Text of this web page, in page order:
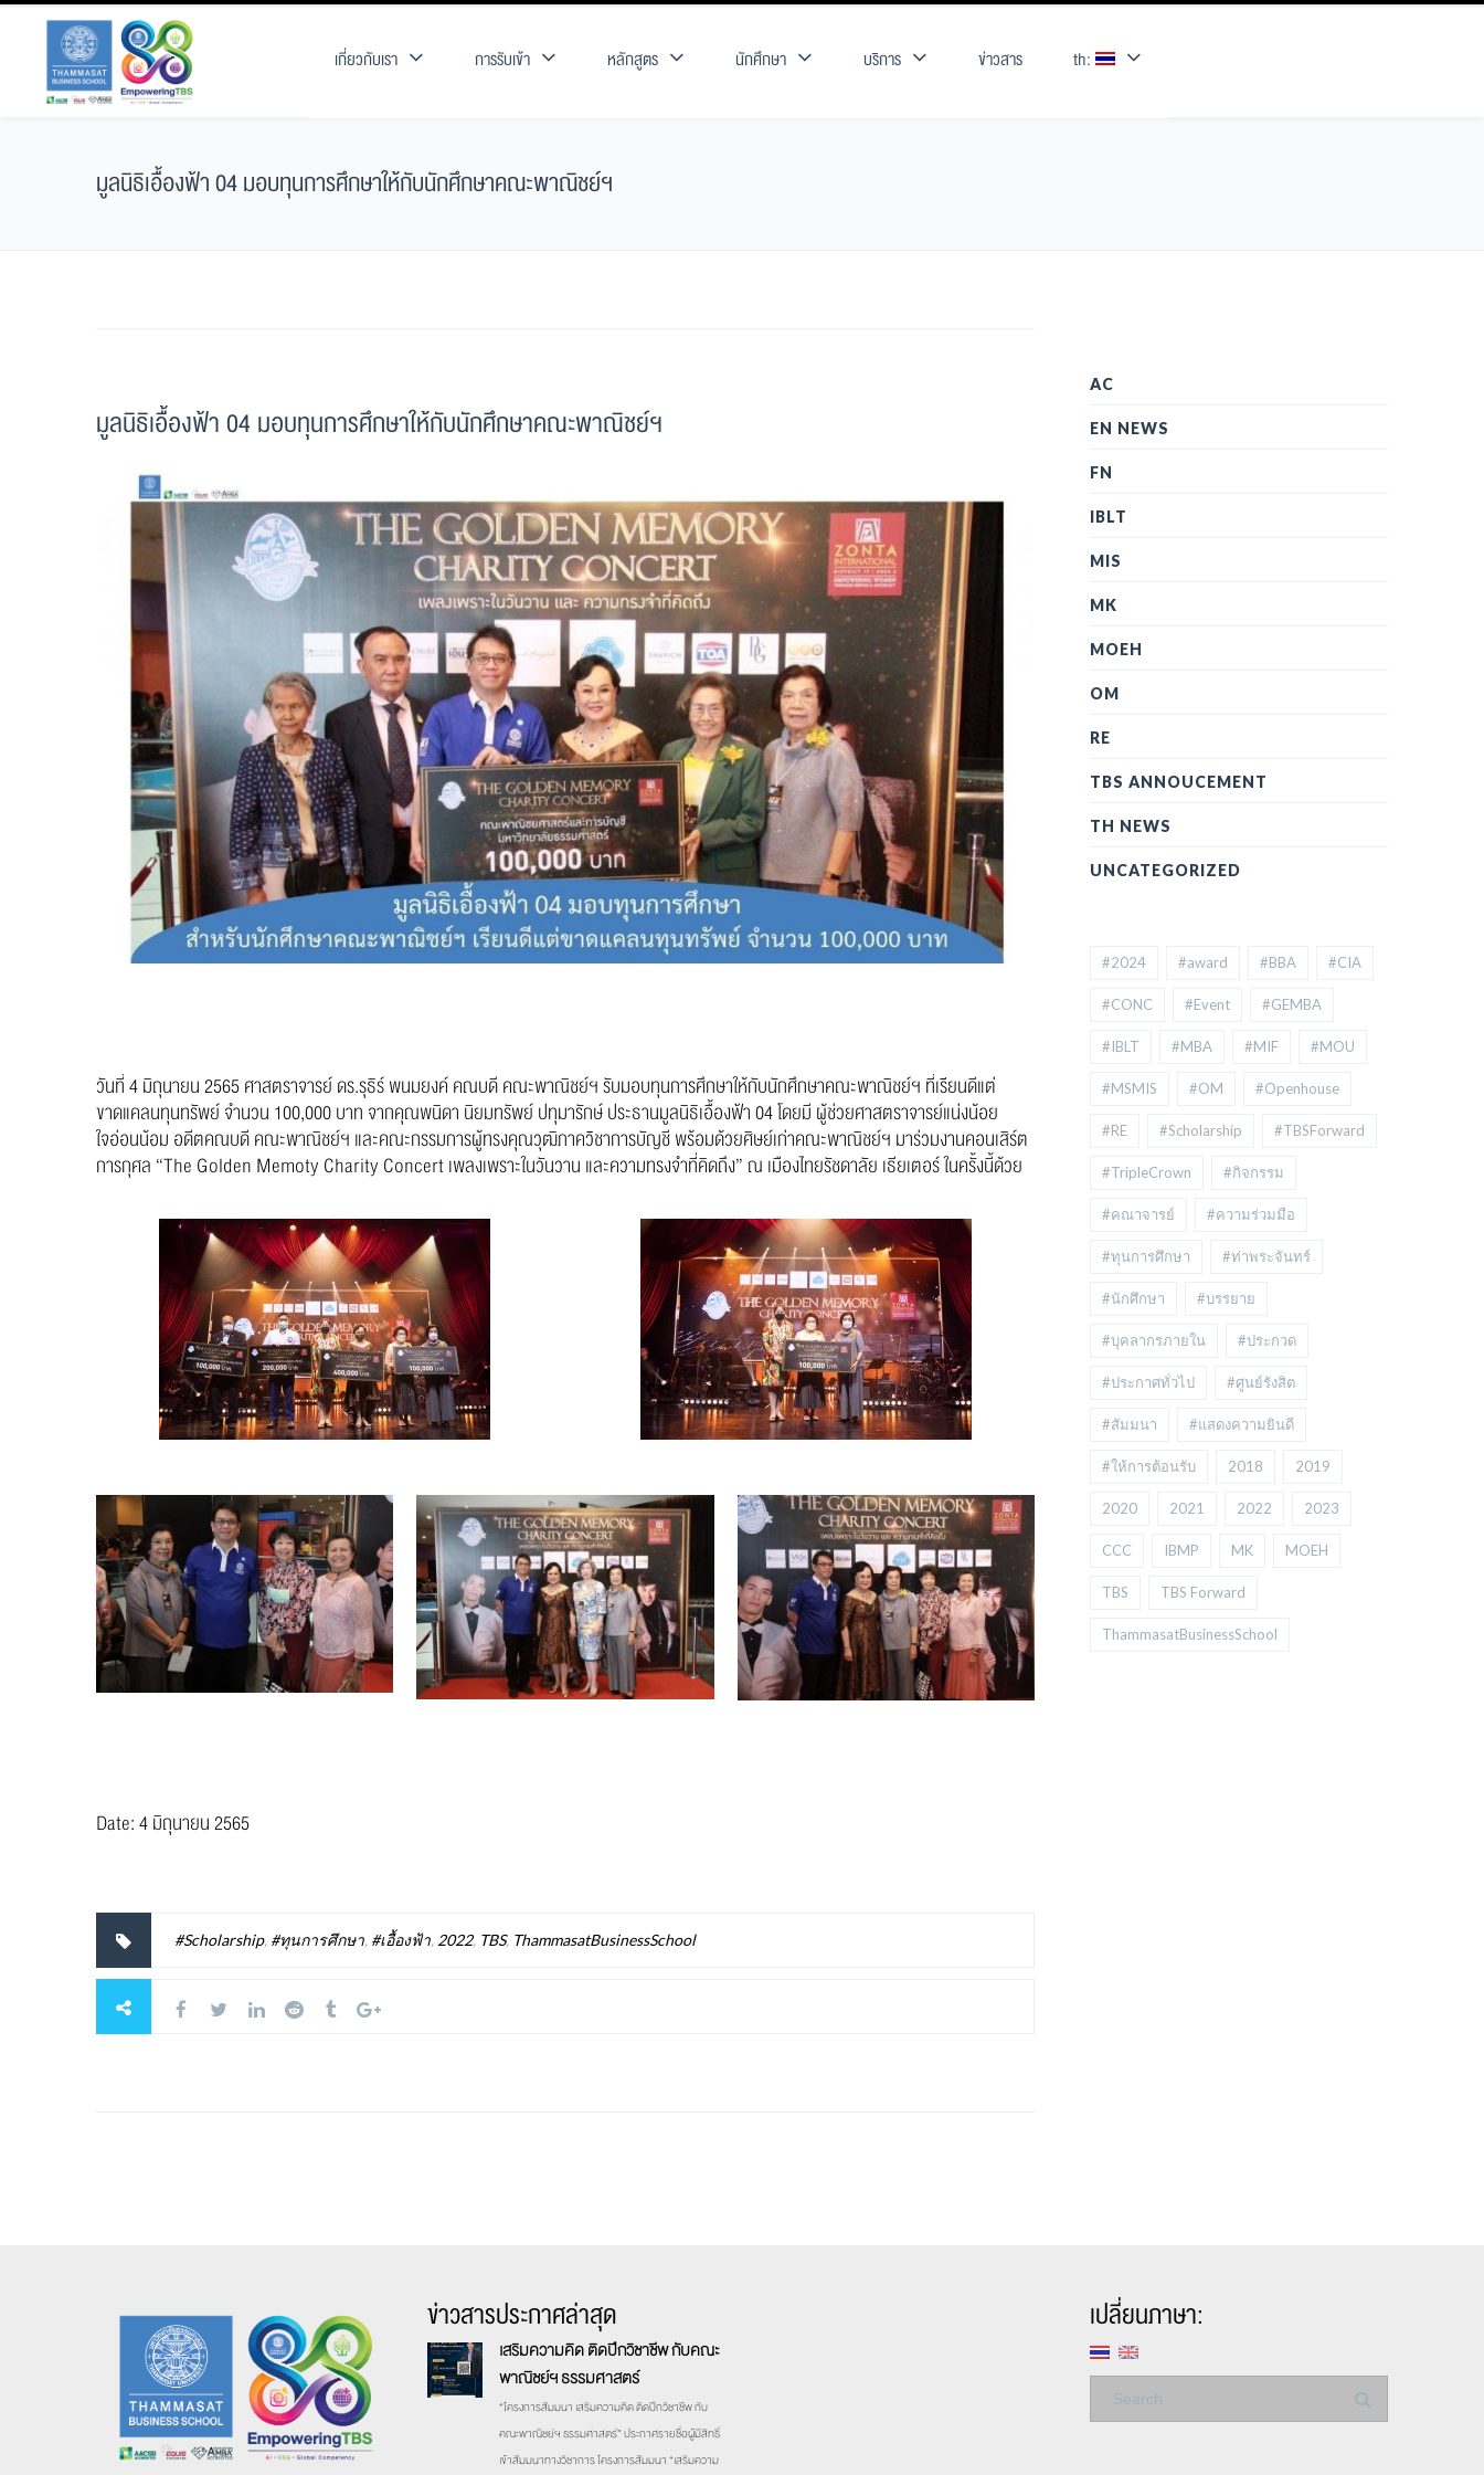
เกี่ยวกับเรา การรับเข้า หลักสูตร นักศึกษา บริการ ข่าวสาร th:
มูลนิธิเอื้องฟ้า 04 มอบทุนการศึกษาให้กับนักศึกษาคณะพาณิชย์ฯ
มูลนิธิเอื้องฟ้า 04 มอบทุนการศึกษาให้กับนักศึกษาคณะพาณิชย์ฯ
วันที่ 4 มิถุนายน 2565 ศาสตราจารย์ ดร.รุธิร์ พนมยงค์ คณบดี คณะพาณิชย์ฯ รับมอบทุนการศึกษาให้กับนักศึกษาคณะพาณิชย์ฯ ที่เรียนดีแต่
ขาดแคลนทุนทรัพย์ จำนวน 100,000 บาท จากคุณพนิดา นิยมทรัพย์ ปทุมารักษ์ ประธานมูลนิธิเอื้องฟ้า 04 โดยมี ผู้ช่วยศาสตราจารย์แน่งน้อย
ใจอ่อนน้อม อดีตคณบดี คณะพาณิชย์ฯ และคณะกรรมการผู้ทรงคุณวุฒิภาควิชาการบัญชี พร้อมด้วยศิษย์เก่าคณะพาณิชย์ฯ มาร่วมงานคอนเสิร์ต
การกุศล “The Golden Memoty Charity Concert เพลงเพราะในวันวาน และความทรงจำที่คิดถึง” ณ เมืองไทยรัชดาลัย เธียเตอร์ ในครั้งนี้ด้วย
Date: 4 มิถุนายน 2565
#Scholarship, #ทุนการศึกษา, #เอื้องฟ้า, 2022, TBS, ThammasatBusinessSchool
AC
EN NEWS
FN
IBLT
MIS
MK
MOEH
OM
RE
TBS ANNOUCEMENT
TH NEWS
UNCATEGORIZED
#2024 #award #BBA #CIA
#CONC #Event #GEMBA
#IBLT #MBA #MIF #MOU
#MSMIS #OM #Openhouse
#RE #Scholarship #TBSForward
#TripleCrown #กิจกรรม
#คณาจารย์ #ความร่วมมือ
#ทุนการศึกษา #ท่าพระจันทร์
#นักศึกษา #บรรยาย
#บุคลากรภายใน #ประกวด
#ประกาศทั่วไป #ศูนย์รังสิต
#สัมมนา #แสดงความยินดี
#ให้การต้อนรับ 2018 2019
2020 2021 2022 2023
CCC IBMP MK MOEH
TBS TBS Forward
ThammasatBusinessSchool
ข่าวสารประกาศล่าสุด
เสริมความคิด ติดปีกวิชาชีพ กับคณะ
พาณิชย์ฯ ธรรมศาสตร์
“โครงการสัมมนา เสริมความคิด ติดปีกวิชาชีพ กับ
คณะพาณิชย์ฯ ธรรมศาสตร์” ประกาศรายชื่อผู้มีสิทธิ์
เข้าสัมมนาทางวิชาการ โครงการสัมมนา “เสริมความ
เปลี่ยนภาษา: